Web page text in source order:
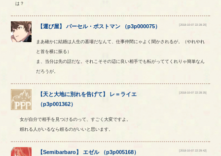
は？
【運び屋】パーセル・ ポストマン （p3p000075） [2018-10-07 22:28:20]
まあ確かに結婚は人生の墓場だなんて、仕事仲間にゃよく聞かされるが。（やれやれ
と首を横に振る）
ま、当分は先の話だな。それこそその辺に良い相手でも転がっててくれりゃ簡単なん
だろうが。
【天と大地に別れを告げて】 レ ＝ ライエ
（p3p001362）
[2018-10-07 22:28:35]
女が自分で相手を見つけるのって、すごく大変ですよ。
頼れる人がいるなら頼るのがいいと思います。
【Semibarbaro】 エゼル（p3p005168） [2018-10-07 22:29:42]